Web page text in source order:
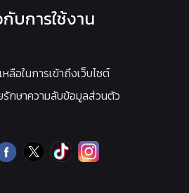
กับการใช้งาน
ลือในการเข้าถึงเว็บไซต์
รักษาความลับข้อมูลส่วนตัว